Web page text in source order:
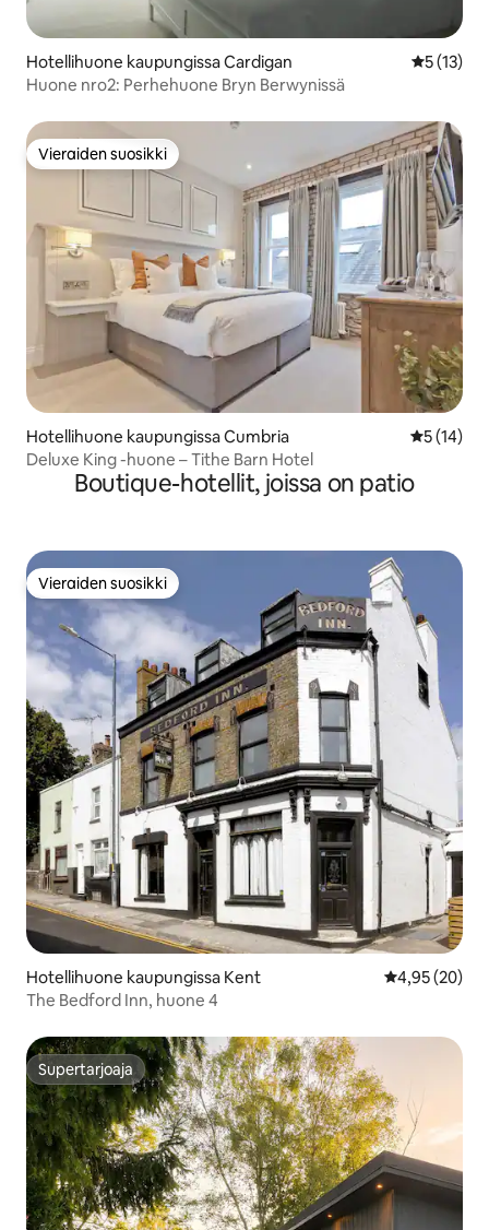
Hotellihuone kaupungissa Cardigan
5 (13)
Huone nro2: Perhehuone Bryn Berwynissä
Vieraiden suosikki
Vieraiden suosikki
Hotellihuone kaupungissa Cumbria
5 (14)
Deluxe King -huone – Tithe Barn Hotel
Boutique-hotellit, joissa on patio
Vieraiden suosikki
Vieraiden suosikki
Hotellihuone kaupungissa Kent
4,95 (20)
The Bedford Inn, huone 4
Supertarjoaja
Supertarjoaja